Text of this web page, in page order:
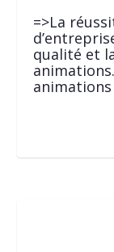
=>La
qualité et